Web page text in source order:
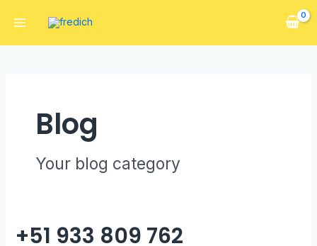
Blog
Your blog category
+51 933 809 762